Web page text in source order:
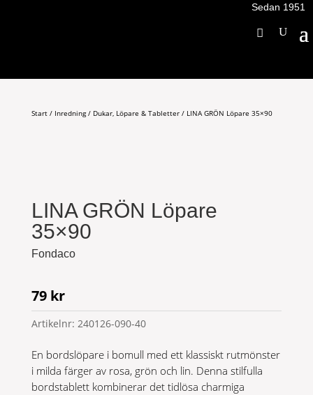
Sedan 1951
Start/ Inredning/ Dukar, Löpare & Tabletter/ LINA GRÖN Löpare 35×90
LINA GRÖN Löpare
35×90
Fondaco
79 kr
Artikelnr: 240126-090-40
En bordslöpare i bomull med ett klassiskt rutmönster
i milda färger av rosa, grön och lin. Denna stilfulla
bordstablett kombinerar det tidlösa charmiga